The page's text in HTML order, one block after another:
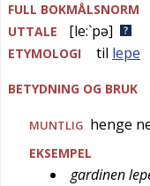
FULL BOKMÅLSNORM
UTTALE
[le:`pə]
ETYMOLOGI til lepe
BETYDNING OG BRUK
MUNTLIG henge
EKSEMPEL
gardinen